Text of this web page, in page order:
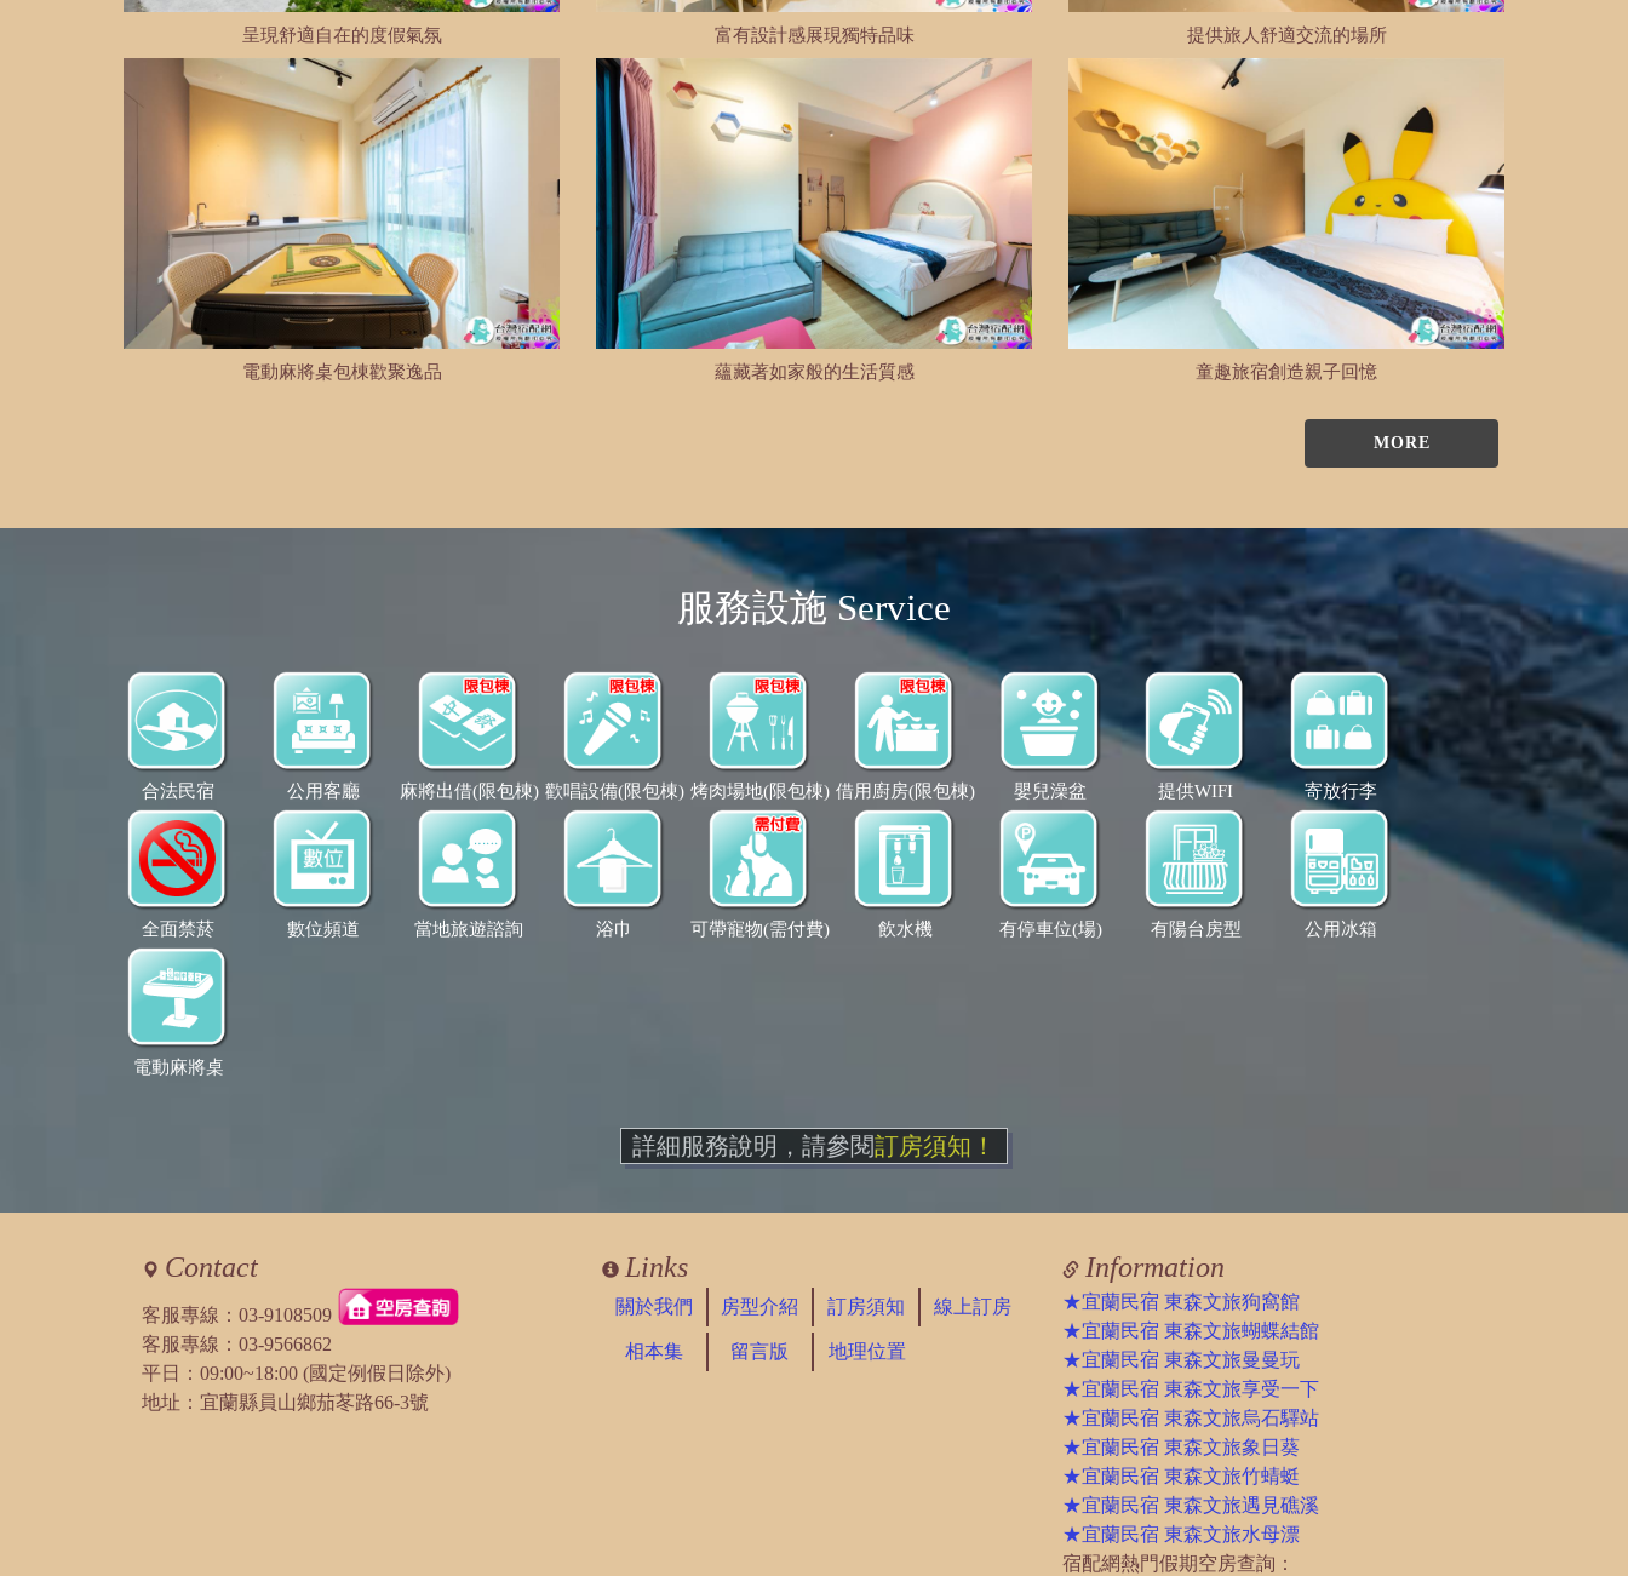
呈現舒適自在的度假氣氛 富有設計感展現獨特品味 提供旅人舒適交流的場所
電動麻將桌包棟歡聚逸品 蘊藏著如家般的生活質感 童趣旅宿創造親子回憶
MORE
服務設施 Service
合法民宿 公用客廳 麻將出借(限包棟) 歡唱設備(限包棟) 烤肉場地(限包棟) 借用廚房(限包棟) 嬰兒澡盆 提供WIFI 寄放行李
全面禁菸 數位頻道 當地旅遊諮詢 浴巾 可帶寵物(需付費) 飲水機 有停車位(場) 有陽台房型 公用冰箱
電動麻將桌
詳細服務說明，請參閱訂房須知！
Contact
客服專線： 03-9108509
客服專線： 03-9566862
平日：09:00~18:00 (國定例假日除外)
地址：宜蘭縣員山鄉茄苳路66-3號
Links
關於我們 房型介紹 訂房須知 線上訂房
相本集 留言版 地理位置
Information
★宜蘭民宿 東森文旅狗窩館
★宜蘭民宿 東森文旅蝴蝶結館
★宜蘭民宿 東森文旅曼曼玩
★宜蘭民宿 東森文旅享受一下
★宜蘭民宿 東森文旅烏石驛站
★宜蘭民宿 東森文旅象日葵
★宜蘭民宿 東森文旅竹蜻蜓
★宜蘭民宿 東森文旅遇見礁溪
★宜蘭民宿 東森文旅水母漂
宿配網熱門假期空房查詢：